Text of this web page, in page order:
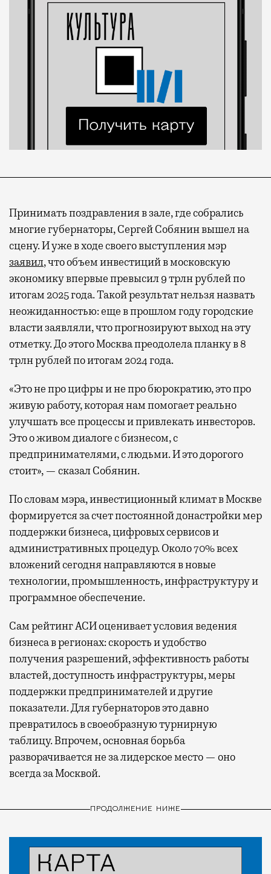
Принимать поздравления в зале, где собрались
многие губернаторы, Сергей Собянин вышел на
сцену. И уже в ходе своего выступления мэр
заявил, что объем инвестиций в московскую
экономику впервые превысил 9 трлн рублей по
итогам 2025 года. Такой результат нельзя назвать
неожиданностью: еще в прошлом году городские
власти заявляли, что прогнозируют выход на эту
отметку. До этого Москва преодолела планку в 8
трлн рублей по итогам 2024 года.
«Это не про цифры и не про бюрократию, это про
живую работу, которая нам помогает реально
улучшать все процессы и привлекать инвесторов.
Это о живом диалоге с бизнесом, с
предпринимателями, с людьми. И это дорогого
стоит», — сказал Собянин.
По словам мэра, инвестиционный климат в Москве
формируется за счет постоянной донастройки мер
поддержки бизнеса, цифровых сервисов и
административных процедур. Около 70% всех
вложений сегодня направляются в новые
технологии, промышленность, инфраструктуру и
программное обеспечение.
Сам рейтинг АСИ оценивает условия ведения
бизнеса в регионах: скорость и удобство
получения разрешений, эффективность работы
властей, доступность инфраструктуры, меры
поддержки предпринимателей и другие
показатели. Для губернаторов это давно
превратилось в своеобразную турнирную
таблицу. Впрочем, основная борьба
разворачивается не за лидерское место — оно
всегда за Москвой.
ПРОДОЛЖЕНИЕ НИЖЕ